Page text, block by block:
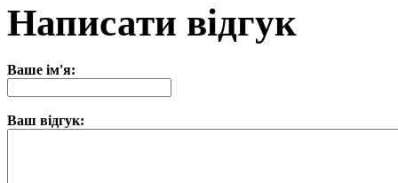
Написати відгук
Ваше ім'я:
Ваш відгук: